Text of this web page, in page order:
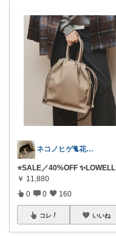
ネコノヒゲ🐈花好きオタクの庭🪴
⭐️SALE／40%OFF ✨LOWELL
￥ 11,880
0 0 160
コレ いいね